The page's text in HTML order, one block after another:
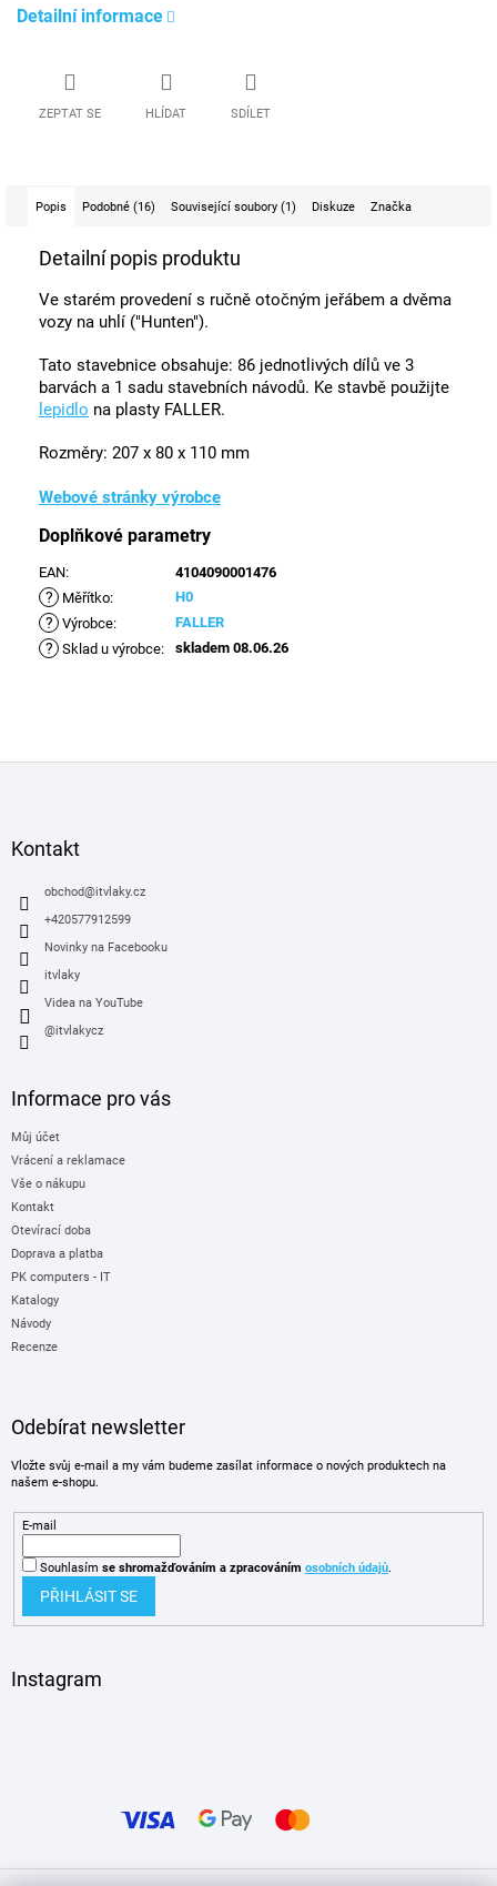
Detailní informace
ZEPTAT SE HLÍDAT SDÍLET
Popis Podobné (16) Související soubory (1) Diskuze Značka
Detailní popis produktu
Ve starém provedení s ručně otočným jeřábem a dvěma
vozy na uhlí ("Hunten").
Tato stavebnice obsahuje: 86 jednotlivých dílů ve 3
barvách a 1 sadu stavebních návodů. Ke stavbě použijte
lepidlo na plasty FALLER.
Rozměry: 207 x 80 x 110 mm
Webové stránky výrobce
Doplňkové parametry
EAN: 4104090001476
? Měřítko: H0
? Výrobce: FALLER
? Sklad u výrobce: skladem 08.06.26
Kontakt
obchod@itvlaky.cz
+420577912599
Novinky na Facebooku
itvlaky
Videa na YouTube
@itvlakycz
Informace pro vás
Můj účet
Vrácení a reklamace
Vše o nákupu
Kontakt
Otevírací doba
Doprava a platba
PK computers - IT
Katalogy
Návody
Recenze
Odebírat newsletter
Vložte svůj e-mail a my vám budeme zasílat informace o nových produktech na
našem e-shopu.
E-mail
Souhlasím se shromažďováním a zpracováním osobních údajů.
PŘIHLÁSIT SE
Instagram